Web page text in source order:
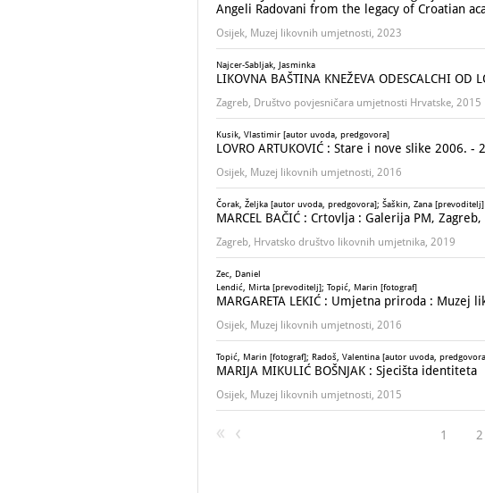
Angeli Radovani from the legacy of Croatian
Osijek, Muzej likovnih umjetnosti, 2023
Najcer-Sabljak, Jasminka
LIKOVNA BAŠTINA KNEŽEVA ODESCALCHI OD
Zagreb, Društvo povjesničara umjetnosti Hrvatske, 2015
Kusik, Vlastimir [autor uvoda, predgovora]
LOVRO ARTUKOVIĆ : Stare i nove slike
Osijek, Muzej likovnih umjetnosti, 2016
Čorak, Željka [autor uvoda, predgovora]; Šaškin, Zana [prevoditelj]
MARCEL BAČIĆ : Crtovlja : Galerija PM,
Zagreb, Hrvatsko društvo likovnih umjetnika, 2019
Zec, Daniel
Lendić, Mirta [prevoditelj]; Topić, Marin [fotograf]
MARGARETA LEKIĆ : Umjetna priroda :
Osijek, Muzej likovnih umjetnosti, 2016
Topić, Marin [fotograf]; Radoš, Valentina [autor uvoda,
MARIJA MIKULIĆ BOŠNJAK : Sjecišta identiteta
Osijek, Muzej likovnih umjetnosti, 2015
1 2